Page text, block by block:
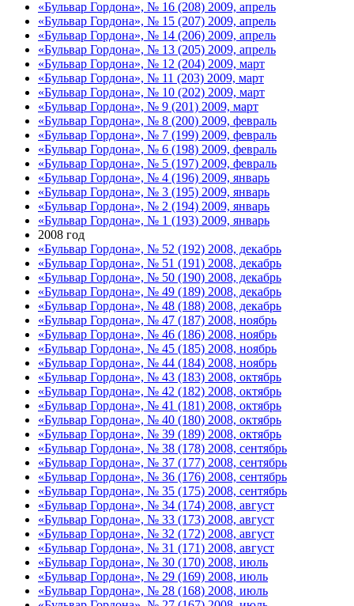
«Бульвар Гордона», № 16 (208) 2009, апрель
«Бульвар Гордона», № 15 (207) 2009, апрель
«Бульвар Гордона», № 14 (206) 2009, апрель
«Бульвар Гордона», № 13 (205) 2009, апрель
«Бульвар Гордона», № 12 (204) 2009, март
«Бульвар Гордона», № 11 (203) 2009, март
«Бульвар Гордона», № 10 (202) 2009, март
«Бульвар Гордона», № 9 (201) 2009, март
«Бульвар Гордона», № 8 (200) 2009, февраль
«Бульвар Гордона», № 7 (199) 2009, февраль
«Бульвар Гордона», № 6 (198) 2009, февраль
«Бульвар Гордона», № 5 (197) 2009, февраль
«Бульвар Гордона», № 4 (196) 2009, январь
«Бульвар Гордона», № 3 (195) 2009, январь
«Бульвар Гордона», № 2 (194) 2009, январь
«Бульвар Гордона», № 1 (193) 2009, январь
2008 год
«Бульвар Гордона», № 52 (192) 2008, декабрь
«Бульвар Гордона», № 51 (191) 2008, декабрь
«Бульвар Гордона», № 50 (190) 2008, декабрь
«Бульвар Гордона», № 49 (189) 2008, декабрь
«Бульвар Гордона», № 48 (188) 2008, декабрь
«Бульвар Гордона», № 47 (187) 2008, ноябрь
«Бульвар Гордона», № 46 (186) 2008, ноябрь
«Бульвар Гордона», № 45 (185) 2008, ноябрь
«Бульвар Гордона», № 44 (184) 2008, ноябрь
«Бульвар Гордона», № 43 (183) 2008, октябрь
«Бульвар Гордона», № 42 (182) 2008, октябрь
«Бульвар Гордона», № 41 (181) 2008, октябрь
«Бульвар Гордона», № 40 (180) 2008, октябрь
«Бульвар Гордона», № 39 (189) 2008, октябрь
«Бульвар Гордона», № 38 (178) 2008, сентябрь
«Бульвар Гордона», № 37 (177) 2008, сентябрь
«Бульвар Гордона», № 36 (176) 2008, сентябрь
«Бульвар Гордона», № 35 (175) 2008, сентябрь
«Бульвар Гордона», № 34 (174) 2008, август
«Бульвар Гордона», № 33 (173) 2008, август
«Бульвар Гордона», № 32 (172) 2008, август
«Бульвар Гордона», № 31 (171) 2008, август
«Бульвар Гордона», № 30 (170) 2008, июль
«Бульвар Гордона», № 29 (169) 2008, июль
«Бульвар Гордона», № 28 (168) 2008, июль